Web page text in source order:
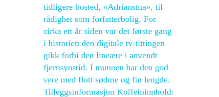
tidligere bosted, «Adrianstua», til
rådighet som forfatterbolig. For
cirka ett år siden var det første gang
i historien den digitale tv-tittingen
gikk forbi den lineære i anvendt
fjernsynstid. I munnen har den god
syre med flott sødme og fin lengde.
Tilleggsinformasjon Koffeininnhold: